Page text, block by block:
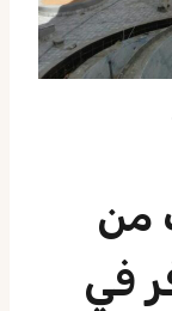
من
في